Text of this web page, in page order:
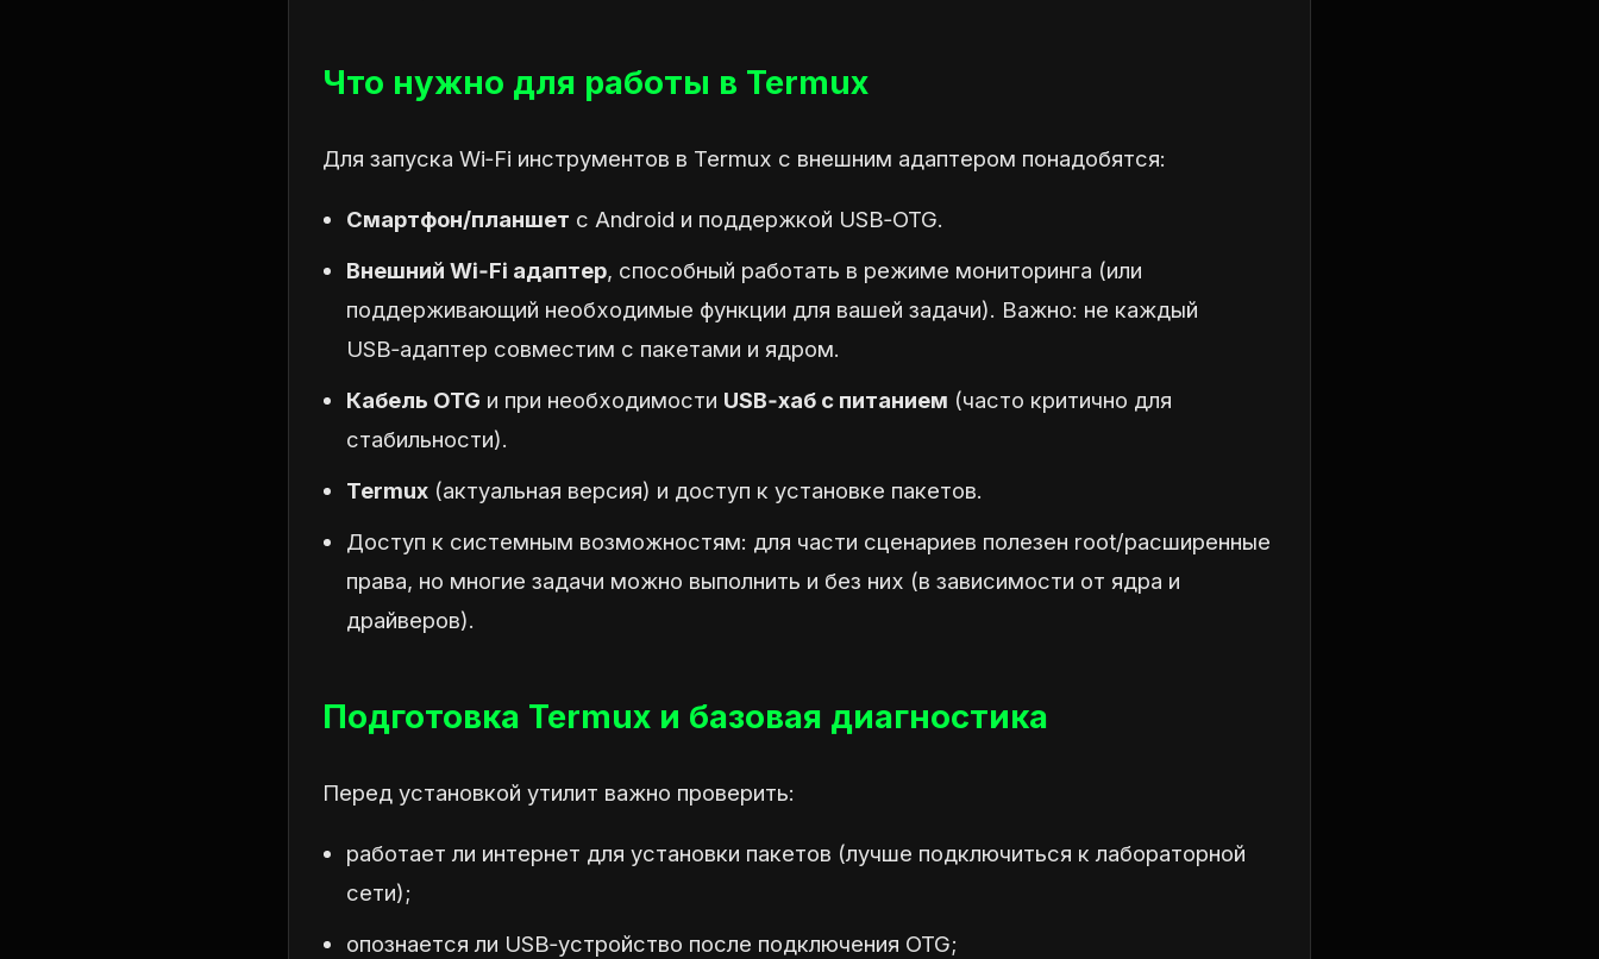
Что нужно для работы в Termux
Для запуска Wi‑Fi инструментов в Termux с внешним адаптером понадобятся:
Смартфон/планшет с Android и поддержкой USB‑OTG.
Внешний Wi‑Fi адаптер, способный работать в режиме мониторинга (или
поддерживающий необходимые функции для вашей задачи). Важно: не каждый
USB‑адаптер совместим с пакетами и ядром.
Кабель OTG и при необходимости USB‑хаб с питанием (часто критично для
стабильности).
Termux (актуальная версия) и доступ к установке пакетов.
Доступ к системным возможностям: для части сценариев полезен root/расширенные
права, но многие задачи можно выполнить и без них (в зависимости от ядра и
драйверов).
Подготовка Termux и базовая диагностика
Перед установкой утилит важно проверить:
работает ли интернет для установки пакетов (лучше подключиться к лабораторной
сети);
опознается ли USB‑устройство после подключения OTG;